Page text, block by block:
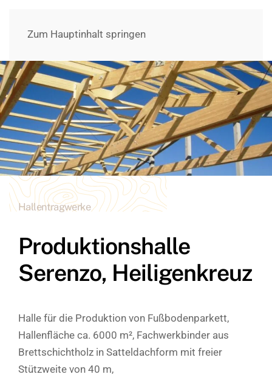
Zum Hauptinhalt springen
Hallentragwerke
Produktionshalle
Serenzo, Heiligenkreuz
Halle für die Produktion von Fußbodenparkett,
Hallenfläche ca. 6000 m², Fachwerkbinder aus
Brettschichtholz in Satteldachform mit freier
Stützweite von 40 m,